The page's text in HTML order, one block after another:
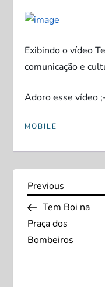
Exibindo o vídeo
comunicação e
Adoro esse vídeo
MOBILE
N
a
v
Previous
Post
Previous
Tem Boi na
Praça dos
Bombeiros